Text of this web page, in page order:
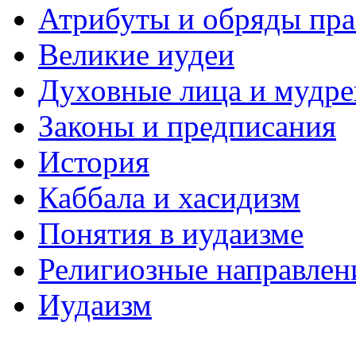
Атрибуты и обряды
Великие иудеи
Духовные лица и
Законы и предписания
История
Каббала и хасидизм
Понятия в иудаизме
Религиозные
Иудаизм